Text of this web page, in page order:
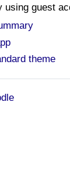
using guest
theme